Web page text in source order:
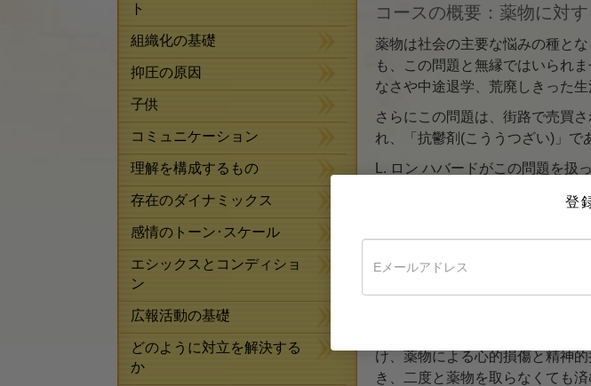
コースの概要：薬物に対
薬物は社会の主要な悩みの種と
も、この問題と無縁ではいられ
なさや中途退学、荒廃しきった
さらにこの問題は、街路で売買
れ、「抗鬱剤(こううつざい)」で
L. ロン ハバードがこの問題を扱
由にし、この道筋に沿って解決
ハバード氏が効果的な薬物リハ
とつありませんでした。精神医
うひどい依存症を引き起こすだ
はないことに気が付きました。
ハバード氏のプログラムは、そ
け、薬物による心的損傷と精神
き、二度と薬物を取らなくても
ト
組織化の基礎
抑圧の原因
子供
コミュニケーション
理解を構成するもの
存在のダイナミックス
感情のトーン･スケール
エシックスとコンディショ
ン
広報活動の基礎
どのように対立を解決する
か
登